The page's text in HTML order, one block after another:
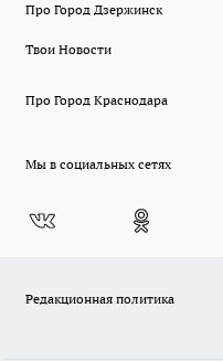
Про Город Дзержинск
Твои Новости
Про Город Краснодара
Мы в социальных сетях
Редакционная политика